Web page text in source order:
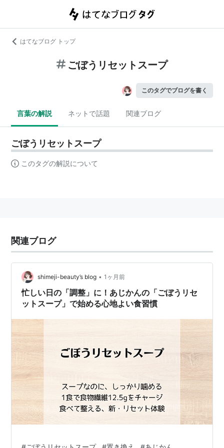
はてなブログ トップ
ごぼうリセットスープ
このタグでブログを書く
言葉の解説 ネットで話題 関連ブログ
ごぼうリセットスープ
このタグの解説について
関連ブログ
shimeji-beauty’s blog • 1ヶ月前
忙しい日の「調整」に！あじかんの「ごぼうリセ
ットスープ」で始める心地よい食習慣